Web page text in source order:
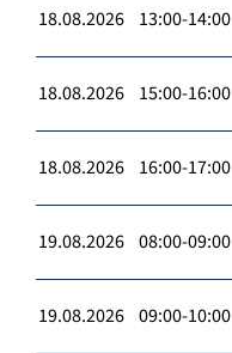
18.08.2026 13:00-14:00
18.08.2026 15:00-16:00
18.08.2026 16:00-17:00
19.08.2026 08:00-09:00
19.08.2026 09:00-10:00